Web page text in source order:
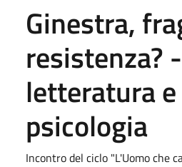
Ginestra,
resistenza?
letteratura e
psicologia
Incontro del ciclo "L'Uomo che